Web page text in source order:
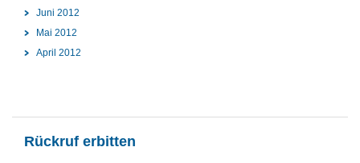
Juni 2012
Mai 2012
April 2012
Rückruf erbitten